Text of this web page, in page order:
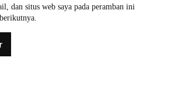
dan situs web saya pada peramban ini